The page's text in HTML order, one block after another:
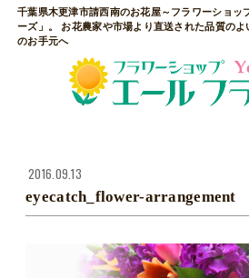
千葉県木更津市請西南のお花屋～フラワーショッ
ーズ」。 お花農家や市場より直送された品質のよ
のお手元へ
2016.09.13
eyecatch_flower-arrangement